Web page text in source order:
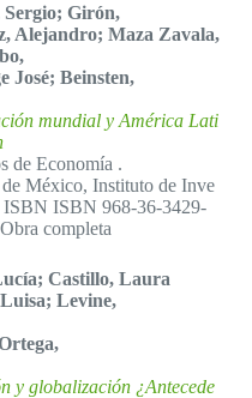
Sergio; Girón,
Alejandro; Maza Zavala,
José; Beinsten,
mundial y América Lati
de Economía .
México, Instituto de Inve
ISBN ISBN 968-36-3429-
completa
Castillo, Laura
Levine,
y globalización ¿Antecede